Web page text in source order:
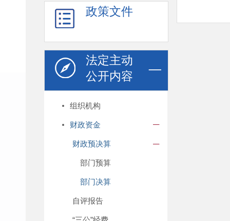
政策文件
法定主动
公开内容
组织机构
财政资金
财政预决算
部门预算
部门决算
自评报告